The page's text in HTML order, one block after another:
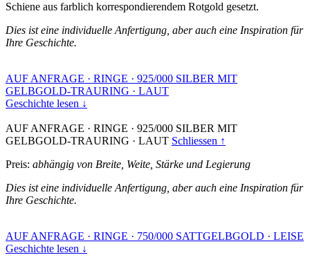
Schiene aus farblich korrespondierendem Rotgold gesetzt.
Dies ist eine individuelle Anfertigung, aber auch eine Inspiration für
Ihre Geschichte.
AUF ANFRAGE · RINGE · 925/000 SILBER MIT
GELBGOLD-TRAURING · LAUT
Geschichte lesen ↓
AUF ANFRAGE · RINGE · 925/000 SILBER MIT
GELBGOLD-TRAURING · LAUT Schliessen ↑
Preis: abhängig von Breite, Weite, Stärke und Legierung
Dies ist eine individuelle Anfertigung, aber auch eine Inspiration für
Ihre Geschichte.
AUF ANFRAGE · RINGE · 750/000 SATTGELBGOLD · LEISE
Geschichte lesen ↓